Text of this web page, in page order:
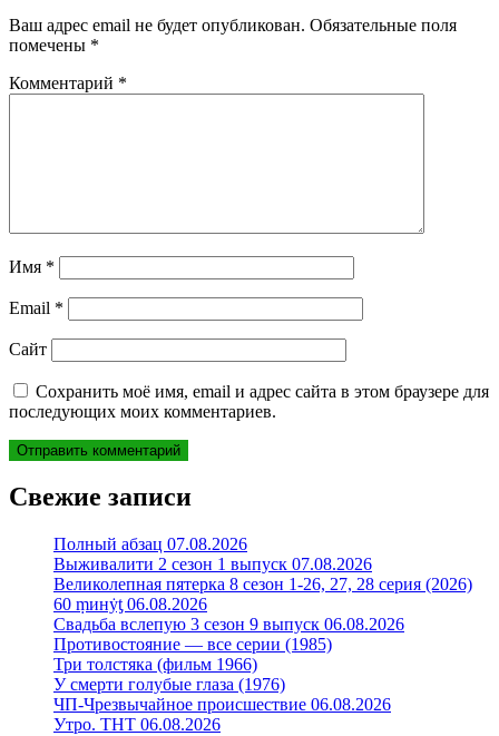
Ваш адрес email не будет опубликован. Обязательные поля
помечены *
Комментарий *
Имя *
Email *
Сайт
Сохранить моё имя, email и адрес сайта в этом браузере для
последующих моих комментариев.
Свежие записи
Полный абзац 07.08.2026
Выживалити 2 сезон 1 выпуск 07.08.2026
Великолепная пятерка 8 сезон 1-26, 27, 28 серия (2026)
60 ṃинẏƫ 06.08.2026
Свадьба вслепую 3 сезон 9 выпуск 06.08.2026
Противостояние — все серии (1985)
Три толстяка (фильм 1966)
У смерти голубые глаза (1976)
ЧП-Чрезвычайное происшествие 06.08.2026
Утро. ТНТ 06.08.2026